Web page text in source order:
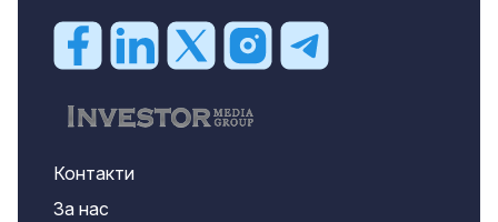
Контакти
За нас